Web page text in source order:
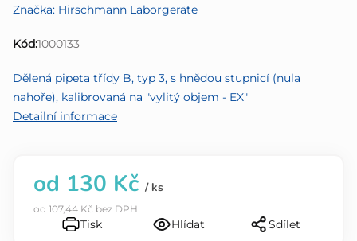
produktu
0,0
hvězdiček.
Značka: Hirschmann Laborgeräte
Kód:1000133
Dělená pipeta třídy B, typ 3, s hnědou stupnicí (nula
nahoře), kalibrovaná na "vylitý objem - EX"
Detailní informace
od 130 Kč / ks
od 107,44 Kč bez DPH
Tisk Hlídat Sdílet